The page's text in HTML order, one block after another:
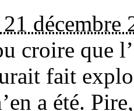
décembre
croire que
fait
a été.